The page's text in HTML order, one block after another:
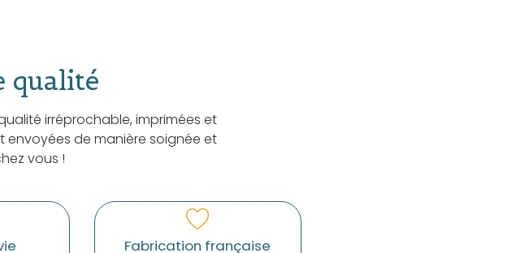
qualité
irréprochable, imprimées et
de manière soignée et
vous !
Fabrication française